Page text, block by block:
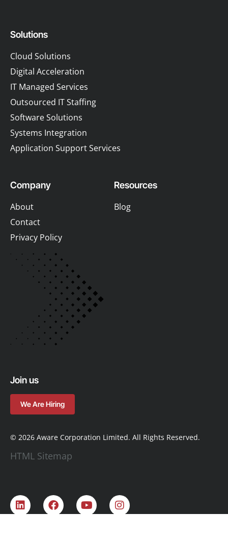
Solutions
Cloud Solutions
Digital Acceleration
IT Managed Services
Outsourced IT Staffing
Software Solutions
Systems Integration
Application Support Services
Company
About
Contact
Privacy Policy
Resources
Blog
Join us
We Are Hiring
© 2026 Aware Corporation Limited. All Rights Reserved.
HTML Sitemap